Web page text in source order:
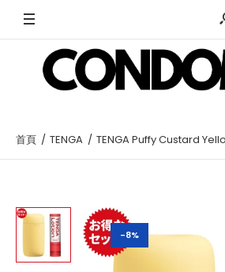
首頁 TENGA TENGA Puffy Custard
-8%